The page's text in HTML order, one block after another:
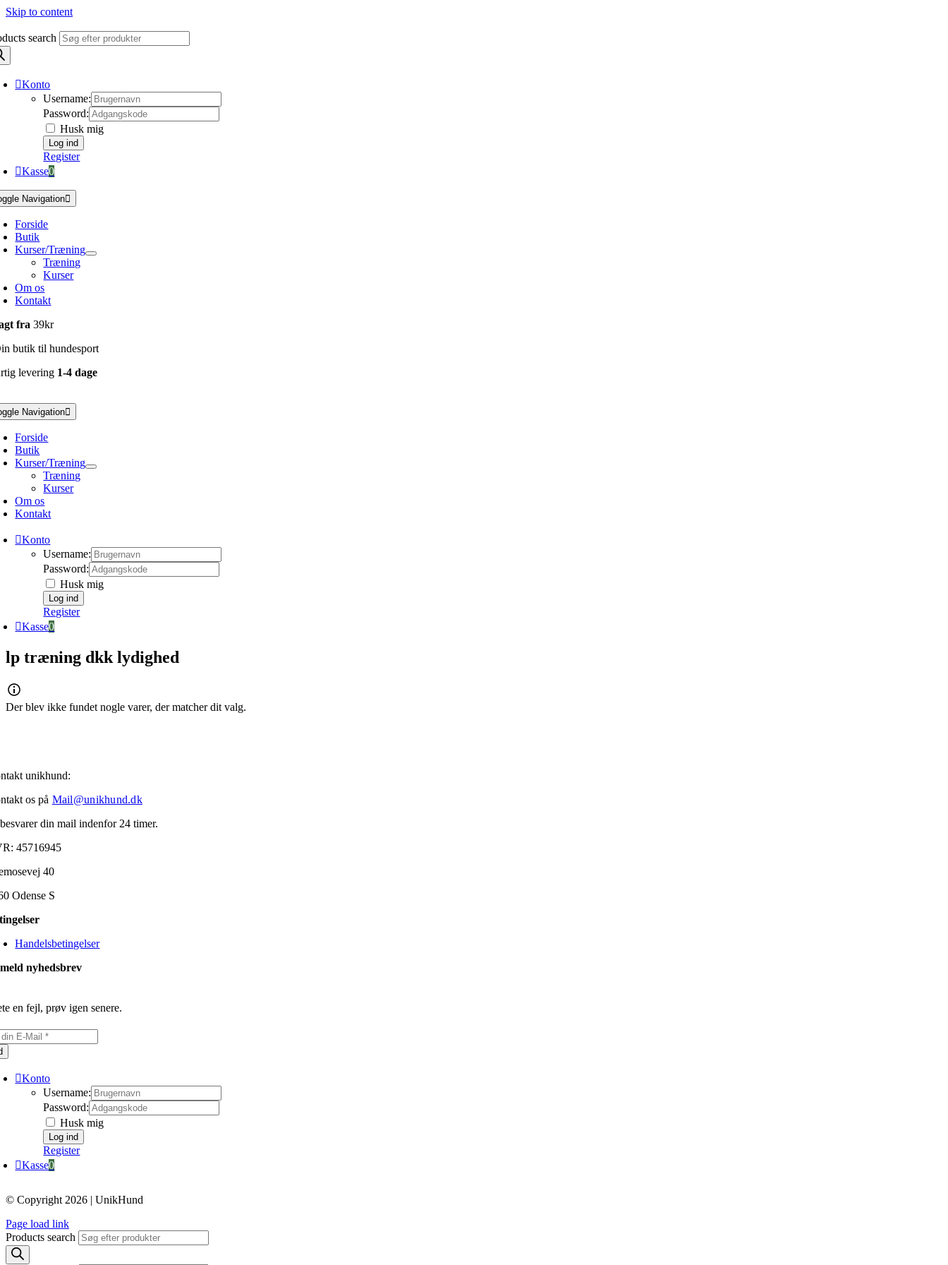
Skip to content
search
Konto
Username:
Password:
Husk mig
Register
Kasse0
Navigation
Forside
Butik
Kurser/Træning
Træning
Kurser
Om os
Kontakt
fra39kr
butik til hundesport
levering 1-4 dage
Navigation
Forside
Butik
Kurser/Træning
Træning
Kurser
Om os
Kontakt
Konto
Username:
Password:
Husk mig
Register
Kasse0
lp træning dkk lydighed
Der blev ikke fundet nogle varer, der matcher dit valg.
unikhund:
os på Mail@unikhund.dk
din mail indenfor 24 timer.
45716945
40
Odense S
Handelsbetingelser
nyhedsbrev
en fejl, prøv igen senere.
Konto
Username:
Password:
Husk mig
Register
Kasse0
© Copyright 2026 | UnikHund
Page load link
Products search